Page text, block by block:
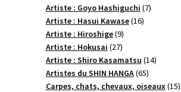
produits
Artiste : Goyo Hashiguchi 77
Artiste : Hasui Kawase 1616
Artiste : Hiroshige 99
produits
Artiste : Hokusai 2727
produits
Artiste : Shiro Kasamatsu 1414
Artistes du SHIN HANGA 6565
produits
Carpes, chats, chevaux, oiseaux 1515